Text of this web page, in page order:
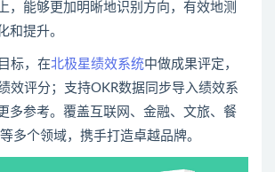
，能够更加明晰地识别方向，有效地测
和提升。
标，在北极星绩效系统中做成果评定，
效评分；支持OKR数据同步导入绩效系
多参考。覆盖互联网、金融、文旅、餐
多个领域，携手打造卓越品牌。